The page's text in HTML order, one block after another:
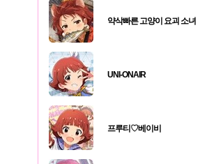
약삭빠른 고양이 요괴 소녀
UNI-ONAIR
프루티♡베이비